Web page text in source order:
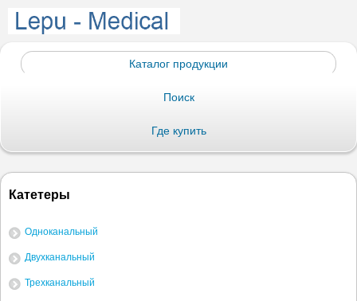
Каталог продукции
Поиск
Где купить
Катетеры
Одноканальный
Двухканальный
Трехканальный